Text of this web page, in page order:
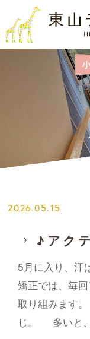
2026.05.15
♪アク
5月に入り、
矯正では、毎
取り組みます
じ。 多いと